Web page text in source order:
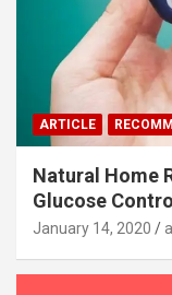
ARTICLE
Natural Home
Glucose
January 14, 2020